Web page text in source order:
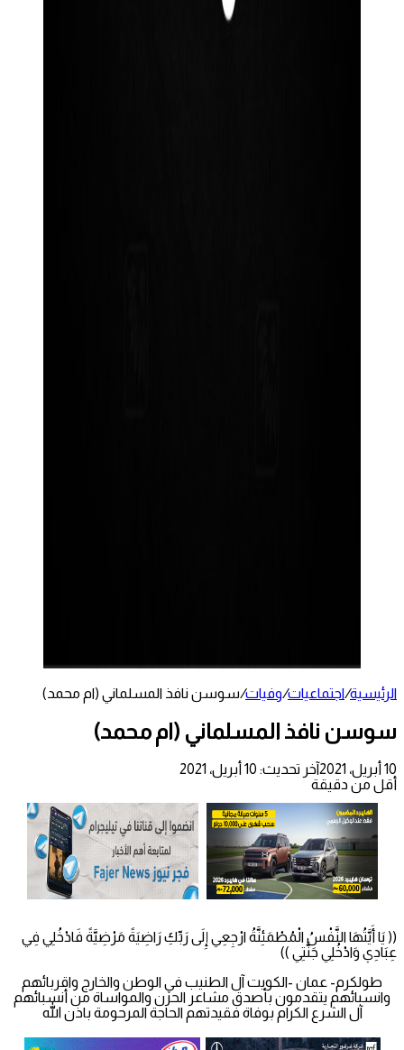
الرئيسية/اجتماعيات/وفيات/سوسن نافذ المسلماني (ام محمد)
سوسن نافذ المسلماني (ام محمد)
10 أبريل، 2021
آخر تحديث: 10 أبريل، 2021
أقل من دقيقة
(( يَا أَيَّتُهَا النَّفْسُ الْمُطْمَئِنَّةُ ارْجِعِي إِلَى رَبِّكِ رَاضِيَةً مَرْضِيَّةً فَادْخُلِي فِي
عِبَادِي وَادْخُلِي جَنَّتِي ))
طولكرم- عمان -الكويت آل الطنيب في الوطن والخارج واقربائهم
وانسبائهم يتقدمون بأصدق مشاعر الحزن والمواساة من أنسبائهم
آل الشرع الكرام بوفاة فقيدتهم الحاجة المرحومة باذن الله